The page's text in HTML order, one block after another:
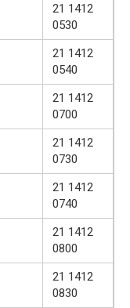
21 1412
0530
21 1412
0540
21 1412
0700
21 1412
0730
21 1412
0740
21 1412
0800
21 1412
0830